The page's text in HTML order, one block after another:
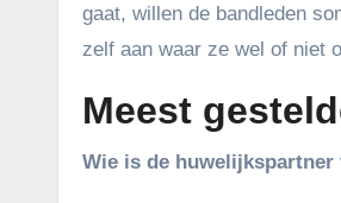
gaat, willen de bandleden
zelf aan waar ze wel of niet
Meest
Wie is de huwelijkspartner